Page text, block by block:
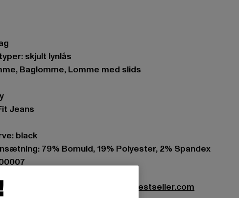
skjult lynlås
Baglomme, Lomme med slids
Jeans
black
79% Bomuld, 19% Polyester, 2% Spandex
Textilhandels GmbH |
info@bestseller.com